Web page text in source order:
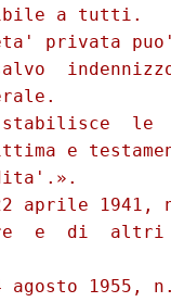
a tutti.
privata
le
e
aprile 1941,
e  di
agosto 1955,